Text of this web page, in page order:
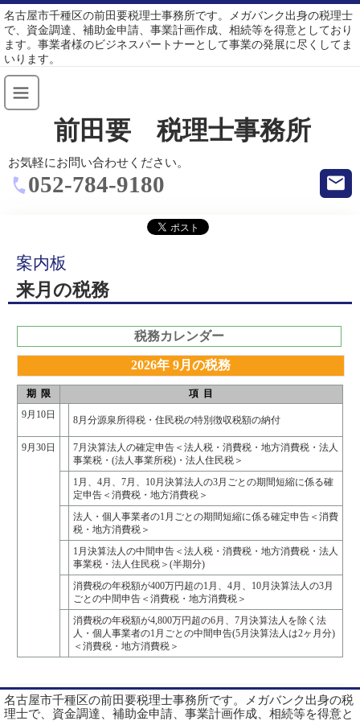
名古屋市千種区の前田要税理士事務所です。メガバンク出身の税理士
で、資金調達、補助金申請、事業計画作成、相続等を得意としており
ます。事業者様のビジネスパートナーとして事業の発展に尽くしてま
いります。
前田要 税理士事務所
お気軽にお問い合わせください。
052-784-9180
案内板
来月の税務
税務カレンダー
2026年 9月の税務
期 限
項 目
9月10日
8月分源泉所得税・住民税の特別徴収税額の納付
9月30日
7月決算法人の確定申告＜法人税・消費税・地方消費税・法人
事業税・(法人事業所税)・法人住民税＞
1月、4月、7月、10月決算法人の3月ごとの期間短縮に係る確
定申告＜消費税・地方消費税＞
法人・個人事業者の1月ごとの期間短縮に係る確定申告＜消費
税・地方消費税＞
1月決算法人の中間申告＜法人税・消費税・地方消費税・法人
事業税・法人住民税＞(半期分)
消費税の年税額が400万円超の1月、4月、10月決算法人の3月
ごとの中間申告＜消費税・地方消費税＞
消費税の年税額が4,800万円超の6月、7月決算法人を除く法
人・個人事業者の1月ごとの中間申告(5月決算法人は2ヶ月分)
＜消費税・地方消費税＞
名古屋市千種区の前田要税理士事務所です。メガバンク出身の税
理士で、資金調達、補助金申請、事業計画作成、相続等を得意と